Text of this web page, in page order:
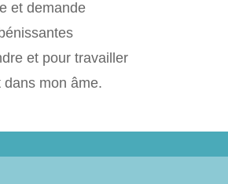
et demande
et pour travailler
dans mon âme.